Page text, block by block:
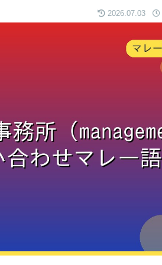
2026.07.03